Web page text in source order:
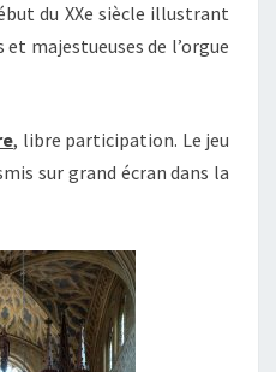
du XXe siècle illustrant
majestueuses de l’orgue
, libre participation. Le jeu
sur grand écran dans la